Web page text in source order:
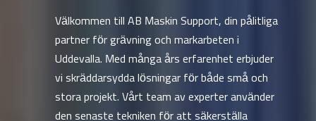
Välkommen till AB Maskin Support, din pålitliga
partner för grävning och markarbeten i
Uddevalla. Med många års erfarenhet erbjuder
vi skräddarsydda lösningar för både små och
stora projekt. Vårt team av experter använder
den senaste tekniken för att säkerställa